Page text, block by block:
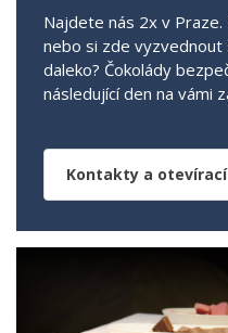
Najdete nás 2x v
nebo si zde
daleko? Čokolády
následující den na vámi
Kontakty a